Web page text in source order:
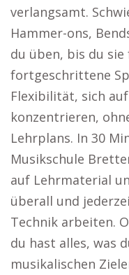
verlangsamt.
Hammer-ons,
du üben, bis du
fortgeschrittene
Flexibilität, sich
konzentrieren,
Lehrplans. In 30
Musikschule
auf Lehrmaterial
überall und
Technik arbeiten.
du hast alles, was
musikalischen